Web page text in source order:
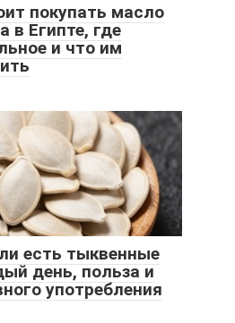
покупать масло
в Египте, где
и что им
есть тыквенные
день, польза и
употребления